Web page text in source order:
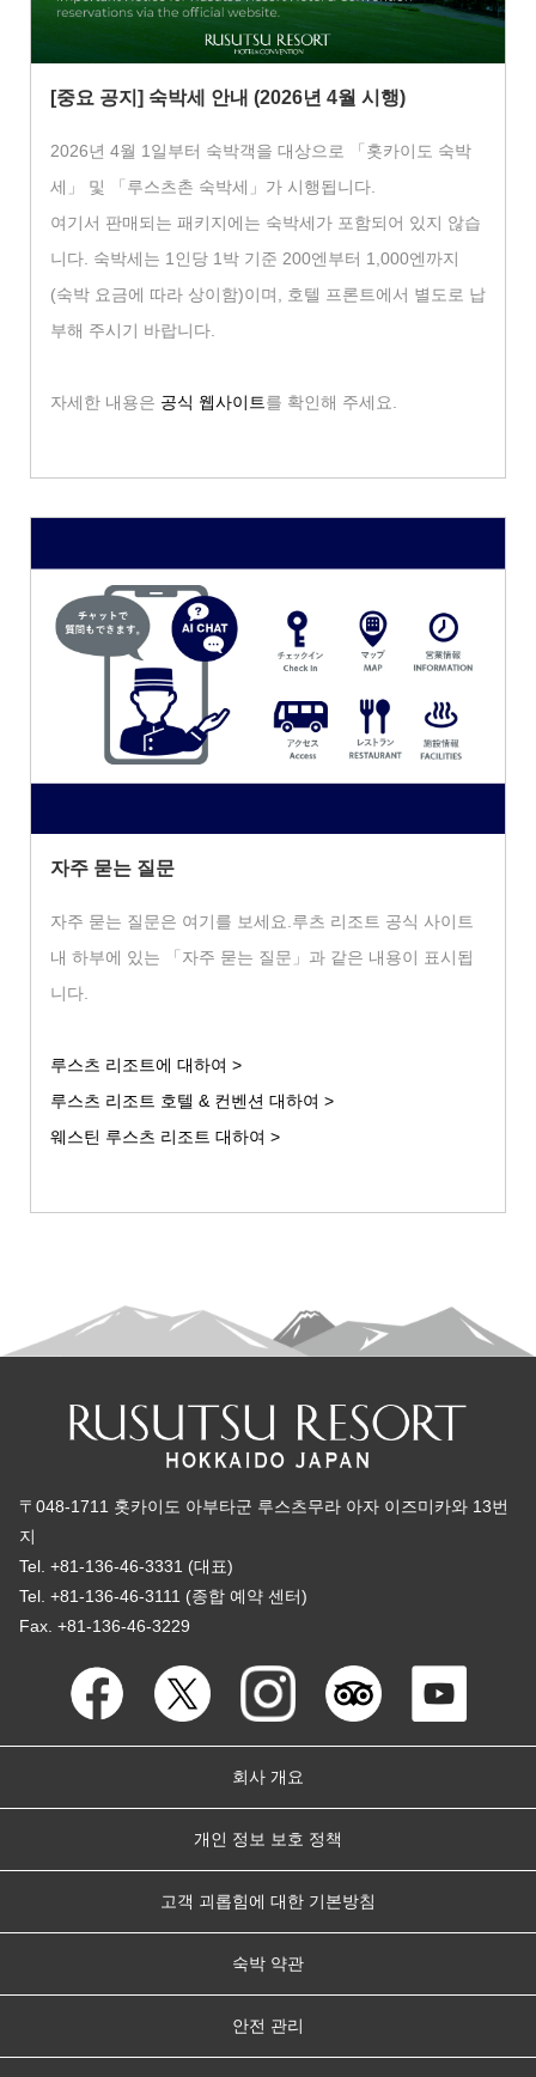
[중요 공지] 숙박세 안내 (2026년 4월 시행)
2026년 4월 1일부터 숙박객을 대상으로 「홋카이도 숙박
세」 및 「루스츠촌 숙박세」가 시행됩니다.
여기서 판매되는 패키지에는 숙박세가 포함되어 있지 않습
니다. 숙박세는 1인당 1박 기준 200엔부터 1,000엔까지
(숙박 요금에 따라 상이함)이며, 호텔 프론트에서 별도로 납
부해 주시기 바랍니다.
자세한 내용은 공식 웹사이트를 확인해 주세요.
자주 묻는 질문
자주 묻는 질문은 여기를 보세요.루츠 리조트 공식 사이트
내 하부에 있는 「자주 묻는 질문」과 같은 내용이 표시됩
니다.
루스츠 리조트에 대하여 >
루스츠 리조트 호텔 & 컨벤션 대하여 >
웨스틴 루스츠 리조트 대하여 >
〒048-1711 홋카이도 아부타군 루스츠무라 아자 이즈미카와 13번
지
Tel. +81-136-46-3331 (대표)
Tel. +81-136-46-3111 (종합 예약 센터)
Fax. +81-136-46-3229
회사 개요
개인 정보 보호 정책
고객 괴롭힘에 대한 기본방침
숙박 약관
안전 관리